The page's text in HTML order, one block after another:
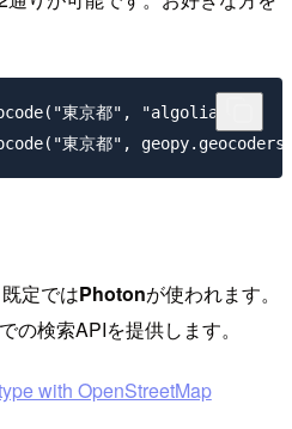
東京都", "algolia")
定ではPhotonが使われます。
の検索APIを提供します。
with OpenStreetMap